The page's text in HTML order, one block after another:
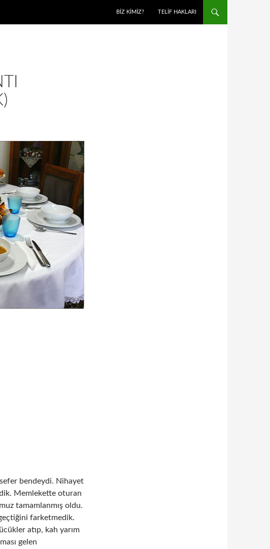
BIZ KIMIZ? TELIF HAKLARI
sefer bendeydi. Nihayet
Memlekette oturan
tamamlanmış oldu.
farketmedik.
atıp, kah yarım
gelen